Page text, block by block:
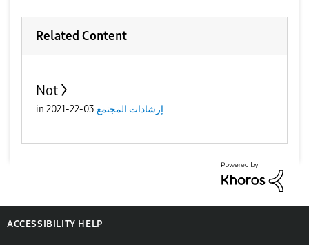
Related Content
Not
in إرشادات المجتمع 03-22-2021
ACCESSIBILITY HELP